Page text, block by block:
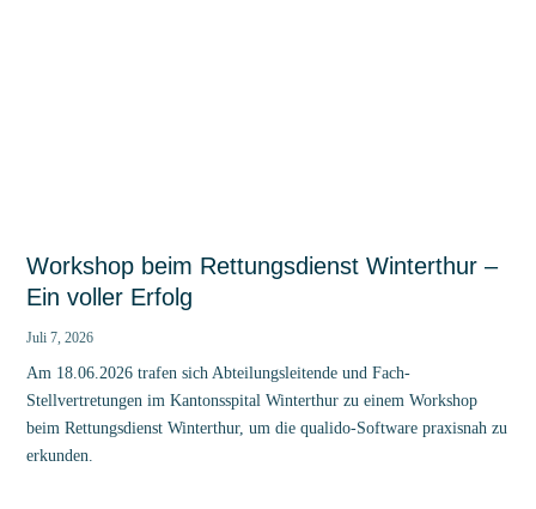
Workshop beim Rettungsdienst Winterthur –
Ein voller Erfolg
Juli 7, 2026
Am 18.06.2026 trafen sich Abteilungsleitende und Fach-
Stellvertretungen im Kantonsspital Winterthur zu einem Workshop
beim Rettungsdienst Winterthur, um die qualido-Software praxisnah zu
erkunden.